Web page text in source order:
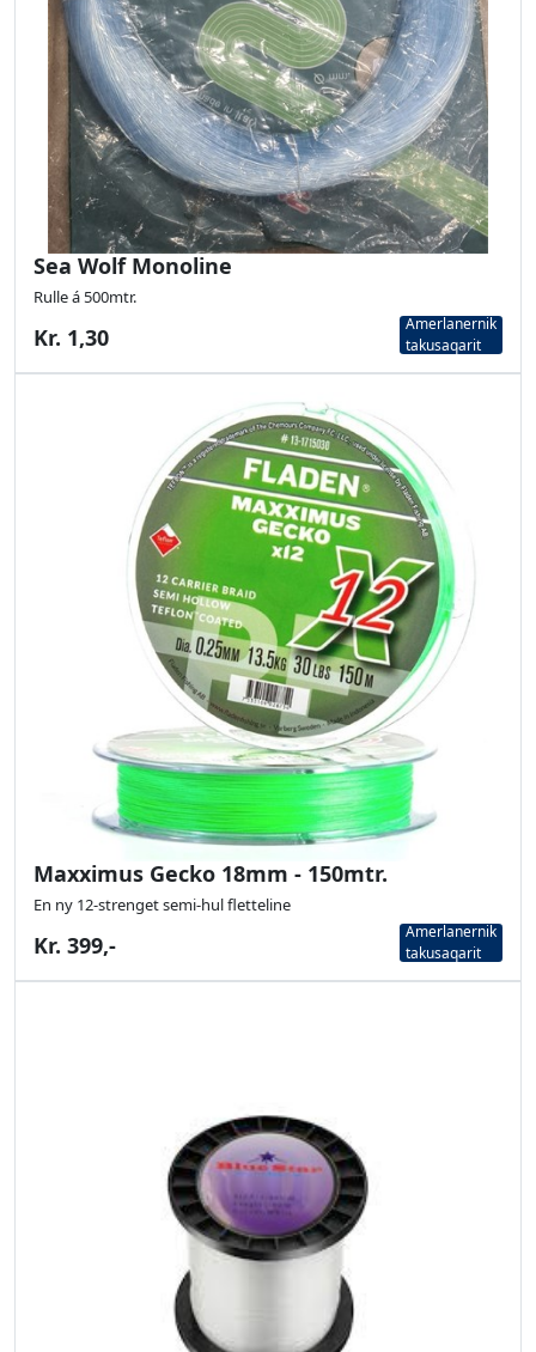
Sea Wolf Monoline
Rulle á 500mtr.
Kr. 1,30
Amerlanernik
takusaqarit
Maxximus Gecko 18mm - 150mtr.
En ny 12-strenget semi-hul fletteline
Kr. 399,-
Amerlanernik
takusaqarit